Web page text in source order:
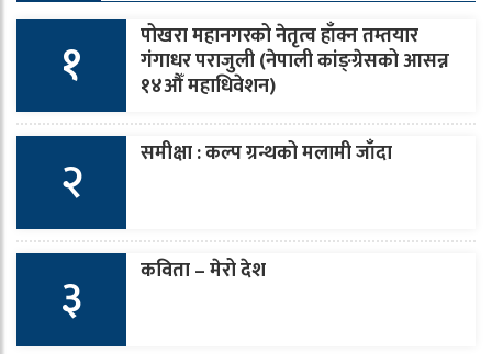
१ पोखरा महानगरको नेतृत्व हाँक्न तम्तयार
गंगाधर पराजुली (नेपाली कांङ्ग्रेसको आसन्न
१४औँ महाधिवेशन)
२ समीक्षा : कल्प ग्रन्थको मलामी जाँदा
३ कविता – मेरो देश